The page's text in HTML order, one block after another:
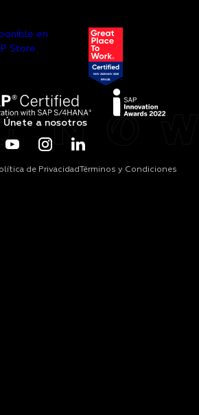
Únete a nosotros
de PrivacidadTérminos y Condiciones